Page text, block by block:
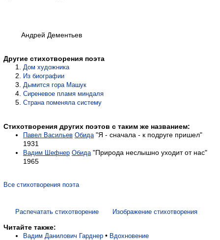
Андрей Дементьев
Другие стихотворения поэта
Дом художника
Из биографии
Дымится гора Машук
Сиреневое пламя миндаля
Страна поменяла систему
Стихотворения других поэтов с таким же названием:
Павел Васильев Обида "Я - сначала - к подруге пришел"
1931
Вадим Шефнер Обида "Природа неслышно уходит от нас"
1965
Все стихотворения поэта
Распечатать стихотворение Изображение стихотворения
Читайте также:
Вадим Данилович Гарднер • Вдохновение